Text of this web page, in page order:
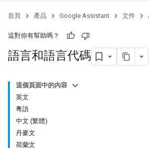
首頁 產品 Google Assistant 文件
這對你有幫助嗎？
語言和語言代碼
這個頁面中的內容
英文
粵語
中文 (繁體)
丹麥文
荷蘭文